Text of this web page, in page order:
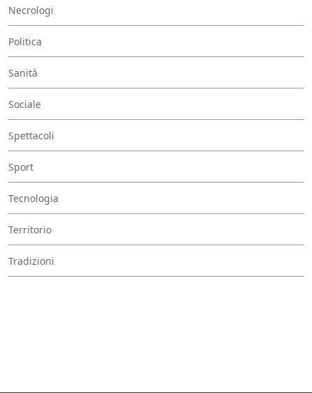
Necrologi
Politica
Sanità
Sociale
Spettacoli
Sport
Tecnologia
Territorio
Tradizioni